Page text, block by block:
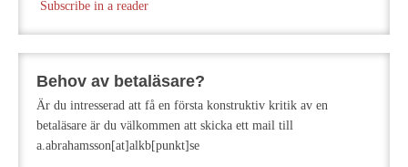
Subscribe in a reader
Behov av betaläsare?
Är du intresserad att få en första konstruktiv kritik av en
betaläsare är du välkommen att skicka ett mail till
a.abrahamsson[at]alkb[punkt]se